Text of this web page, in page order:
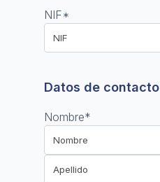
NIF*
Datos de contacto
Nombre*